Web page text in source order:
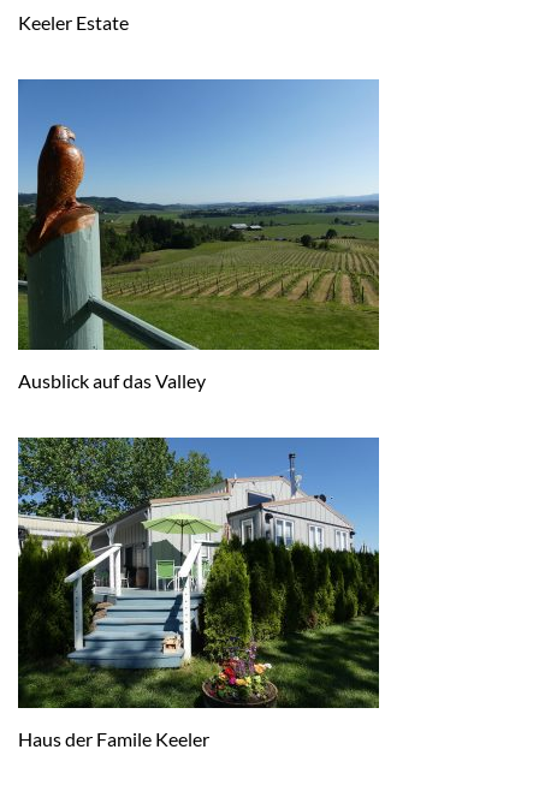
Keeler Estate
Ausblick auf das Valley
Haus der Famile Keeler